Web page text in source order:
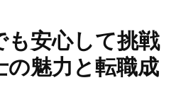
も安心して挑戦
の魅力と転職成